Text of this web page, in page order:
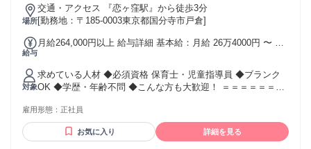
籍・活躍中！
場所
交通・アクセス 『恋ヶ窪駅』から徒歩3分
[勤務地：〒185-0003東京都国分寺市戸倉]
給与
月給264,000円以上 給与詳細 基本給：月給 26万4000円 〜 固
皆勤・家族手当金額：なし 全員に一律で支払われるその他手
当金額：なし ◆別途で処遇改善加算 4万円 ◆昇給 ◆賞与年2
回（3～4か月分）
対象
求めている人材 ◆必須資格 保育士・児童指導員 ◆ブランク
OK ◆学歴・年齢不問 ◆こんな方も大歓迎！ ＝＝＝＝＝＝＝
一人一人に寄り添った看護をしたい方 ◆小規模施設で働きた
い方 ＝＝＝＝＝＝＝＝＝＝ ●障がい児者支援の経験が活かせ
ます ●児童発達支援・放課後等デイサービス・児童デイでの
雇用形態： 正社員
お気に入り 詳細を見る